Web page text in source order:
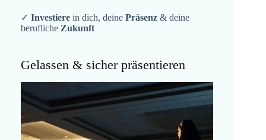
✓ Investiere in dich, deine Präsenz & deine
berufliche Zukunft
Gelassen & sicher präsentieren